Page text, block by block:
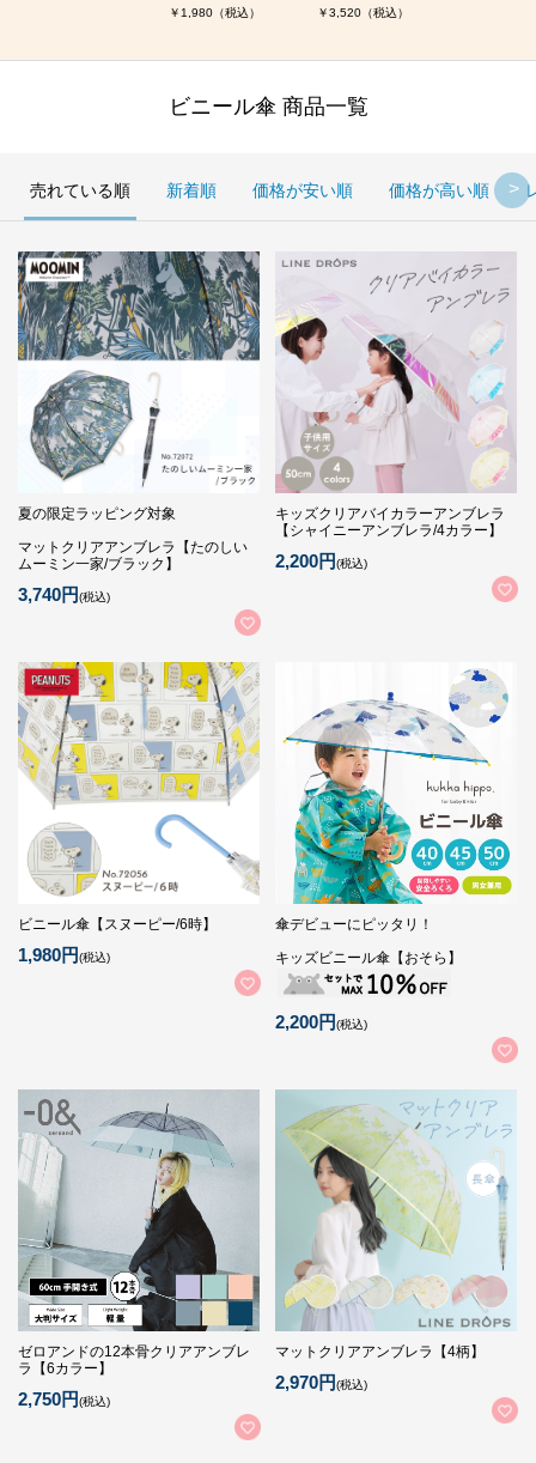
￥1,980（税込） ￥3,520（税込）
ビニール傘 商品一覧
売れている順 新着順 価格が安い順 価格が高い順
夏の限定ラッピング対象
マットクリアアンブレラ【たのしい
ムーミン一家/ブラック】
3,740円(税込)
キッズクリアバイカラーアンブレラ
【シャイニーアンブレラ/4カラー】
2,200円(税込)
ビニール傘【スヌーピー/6時】
1,980円(税込)
傘デビューにピッタリ！
キッズビニール傘【おそら】
2,200円(税込)
ゼロアンドの12本骨クリアアンブレ
ラ【6カラー】
2,750円(税込)
マットクリアアンブレラ【4柄】
2,970円(税込)